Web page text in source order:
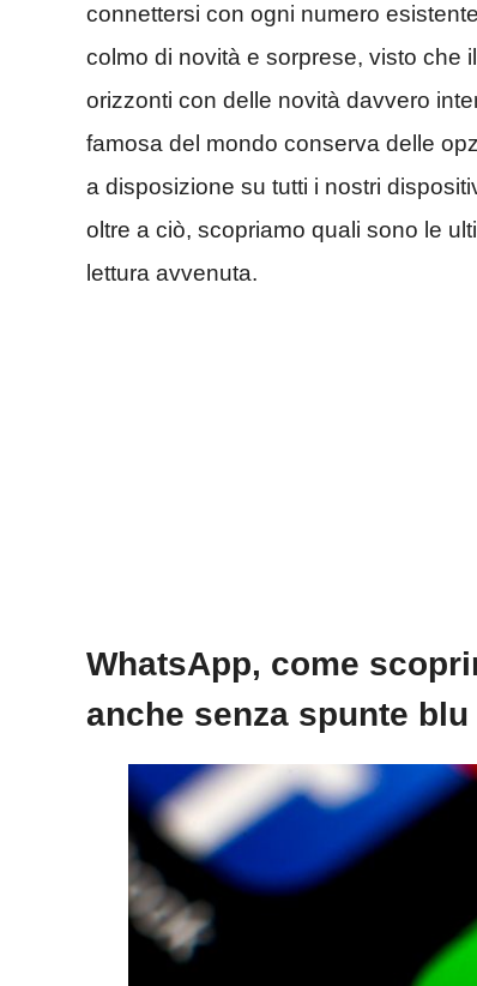
connettersi con ogni numero
colmo di novità e sorprese, visto che il
orizzonti con delle novità davvero
famosa del mondo conserva delle
a disposizione su tutti i nostri
oltre a ciò, scopriamo quali sono le
lettura avvenuta.
WhatsApp, come
anche senza spunte blu